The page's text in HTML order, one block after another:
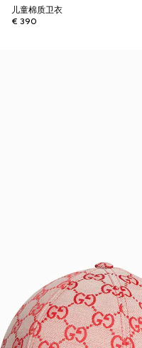
儿童棉质卫衣
€ 390